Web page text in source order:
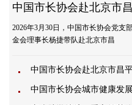
2026年3月30日，中国市长协会党支
金会理事长杨捷带队赴北京市昌